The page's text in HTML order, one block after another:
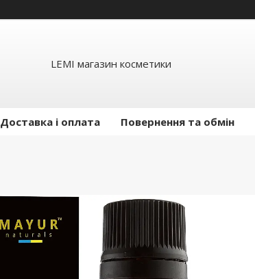
LEMI магазин косметики
Доставка і оплата Повернення та обмін